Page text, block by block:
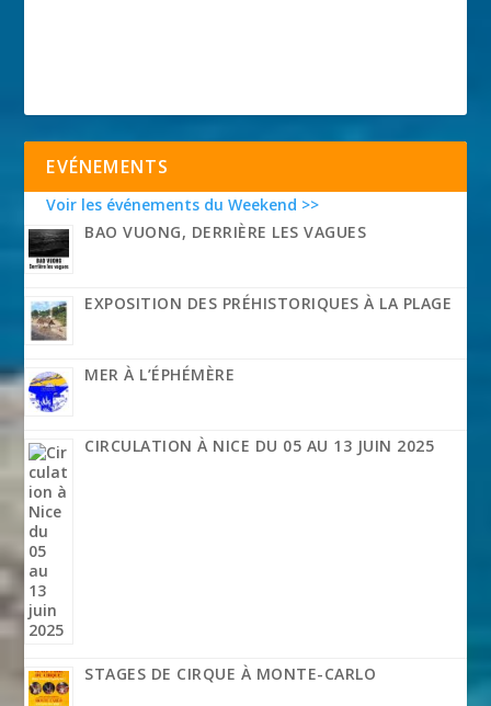
EVÉNEMENTS
Voir les événements du Weekend >>
BAO VUONG, DERRIÈRE LES VAGUES
EXPOSITION DES PRÉHISTORIQUES À LA PLAGE
MER À L’ÉPHÉMÈRE
CIRCULATION À NICE DU 05 AU 13 JUIN 2025
STAGES DE CIRQUE À MONTE-CARLO